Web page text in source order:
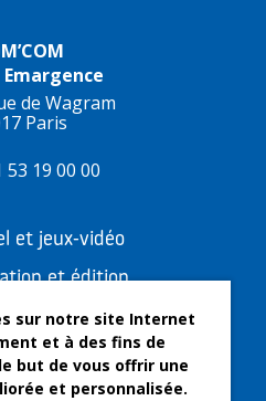
de Wagram
Paris
53 19 00 00
et jeux-vidéo
et édition
artistes-auteurs
spectacles
nous ?
sur notre site Internet
et à des fins de
but de vous offrir une
et personnalisée.